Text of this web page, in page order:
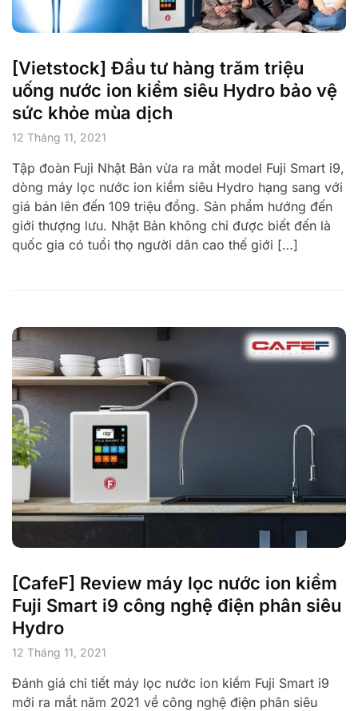
[Vietstock] Đầu tư hàng trăm triệu
uống nước ion kiềm siêu Hydro bảo vệ
sức khỏe mùa dịch
12 Tháng 11, 2021
Tập đoàn Fuji Nhật Bản vừa ra mắt model Fuji Smart i9,
dòng máy lọc nước ion kiềm siêu Hydro hạng sang với
giá bán lên đến 109 triệu đồng. Sản phẩm hướng đến
giới thượng lưu. Nhật Bản không chỉ được biết đến là
quốc gia có tuổi thọ người dân cao thế giới […]
[CafeF] Review máy lọc nước ion kiềm
Fuji Smart i9 công nghệ điện phân siêu
Hydro
12 Tháng 11, 2021
Đánh giá chi tiết máy lọc nước ion kiềm Fuji Smart i9
mới ra mắt năm 2021 về công nghệ điện phân siêu